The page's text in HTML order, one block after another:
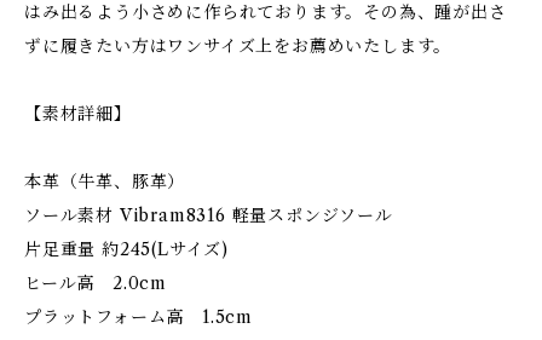
はみ出るよう小さめに作られております。その為、踵が出さ
ずに履きたい方はワンサイズ上をお薦めいたします。
【素材詳細】
本革（牛革、豚革）
ソール素材 Vibram8316 軽量スポンジソール
片足重量 約245(Lサイズ)
ヒール高 2.0cm
プラットフォーム高 1.5cm